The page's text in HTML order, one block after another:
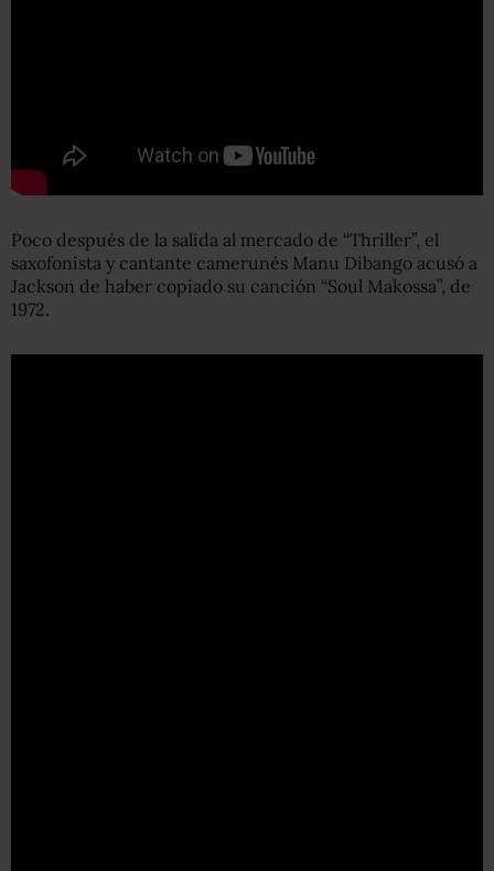
Poco después de la salida al mercado de “Thriller”, el
saxofonista y cantante camerunés Manu Dibango acusó a
Jackson de haber copiado su canción “Soul Makossa”, de
1972.